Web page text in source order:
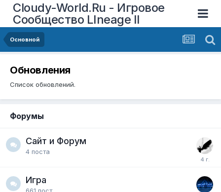
Cloudy-World.Ru - Игровое
Сообщество LIneage II
Основной
Обновления
Список обновлений.
Форумы
Сайт и Форум
4 поста
Игра
661 пост